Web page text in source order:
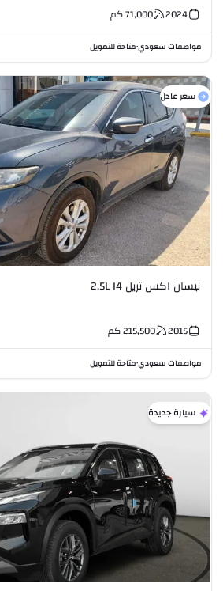
2024
71,000كم
مواصفات سعودي•متاحة للتمويل
سعر عادل
نيسان اكس تريل 2.5L I4
2015
215,500كم
مواصفات سعودي•متاحة للتمويل
سيارة جديدة